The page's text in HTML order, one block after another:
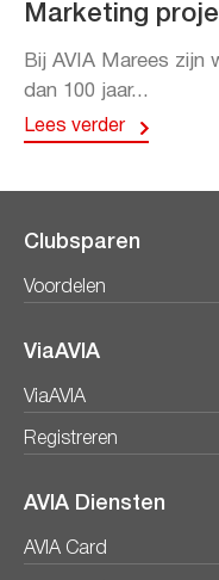
Marketing
Bij AVIA Marees zijn
dan 100 jaar...
Lees verder
Clubsparen
Voordelen
ViaAVIA
ViaAVIA
Registreren
AVIA Diensten
AVIA Card